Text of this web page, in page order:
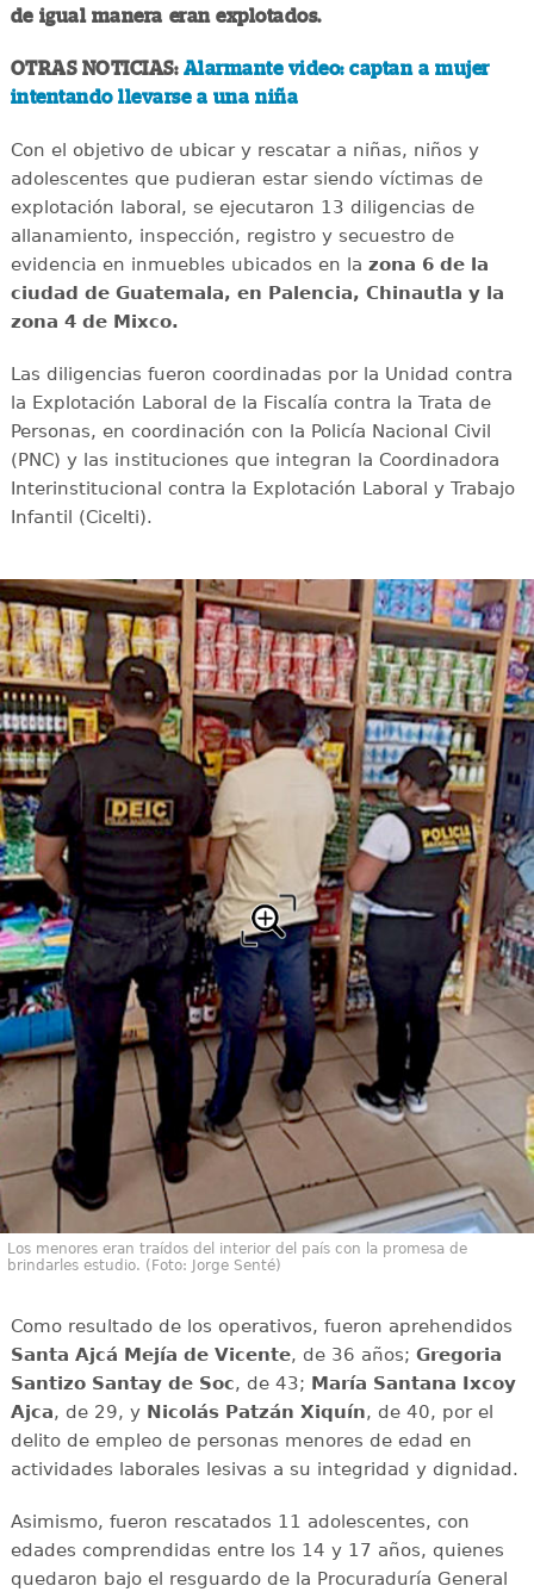
de igual manera eran explotados.
OTRAS NOTICIAS: Alarmante video: captan a mujer
intentando llevarse a una niña
Con el objetivo de ubicar y rescatar a niñas, niños y
adolescentes que pudieran estar siendo víctimas de
explotación laboral, se ejecutaron 13 diligencias de
allanamiento, inspección, registro y secuestro de
evidencia en inmuebles ubicados en la zona 6 de la
ciudad de Guatemala, en Palencia, Chinautla y la
zona 4 de Mixco.
Las diligencias fueron coordinadas por la Unidad contra
la Explotación Laboral de la Fiscalía contra la Trata de
Personas, en coordinación con la Policía Nacional Civil
(PNC) y las instituciones que integran la Coordinadora
Interinstitucional contra la Explotación Laboral y Trabajo
Infantil (Cicelti).
Los menores eran traídos del interior del país con la promesa de
brindarles estudio. (Foto: Jorge Senté)
Como resultado de los operativos, fueron aprehendidos
Santa Ajcá Mejía de Vicente, de 36 años; Gregoria
Santizo Santay de Soc, de 43; María Santana Ixcoy
Ajca, de 29, y Nicolás Patzán Xiquín, de 40, por el
delito de empleo de personas menores de edad en
actividades laborales lesivas a su integridad y dignidad.
Asimismo, fueron rescatados 11 adolescentes, con
edades comprendidas entre los 14 y 17 años, quienes
quedaron bajo el resguardo de la Procuraduría General